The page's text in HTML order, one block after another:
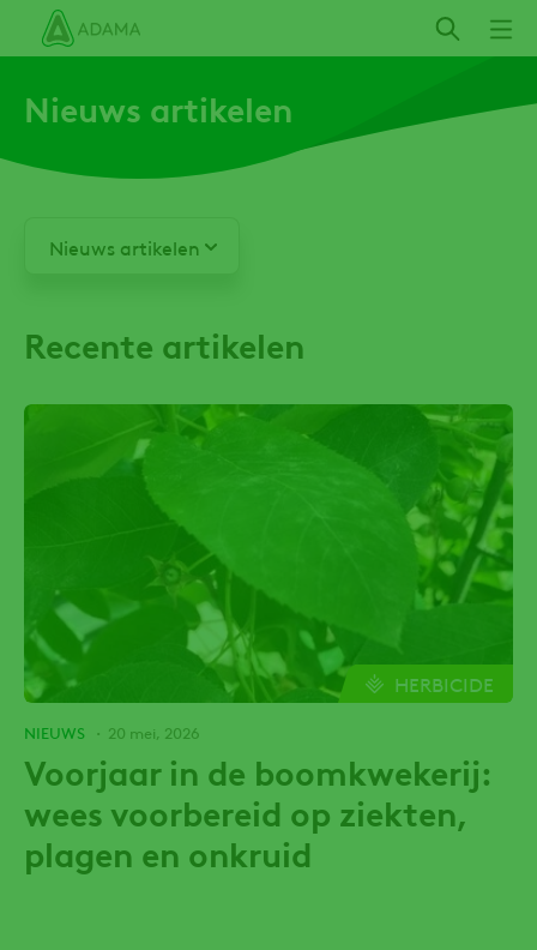
Overslaan
inhoud
gaan
Nieuws artikelen
Nieuws artikelen
artikelen
Recente artikelen
HERBICIDE
NIEUWS 20 mei, 2026
Voorjaar in de boomkwekerij:
wees voorbereid op ziekten,
plagen en onkruid